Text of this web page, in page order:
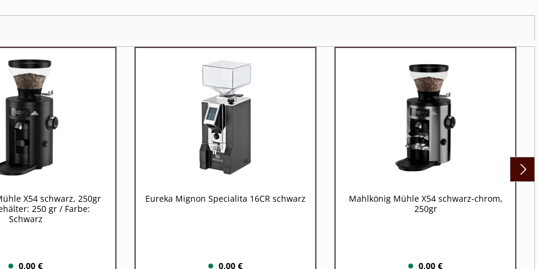
X54 schwarz, 250gr
250 gr / Farbe:
Schwarz
0,00 €
Eureka Mignon Specialita 16CR schwarz
0,00 €
Mahlkönig Mühle X54 schwarz-chrom,
250gr
0,00 €